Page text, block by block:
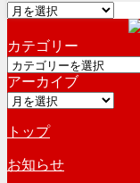
ア
カ
イ
ブ
カテゴリー
カ
テ
ゴ
ー
アーカイブ
ア
カ
イ
ブ
トップ
お知らせ